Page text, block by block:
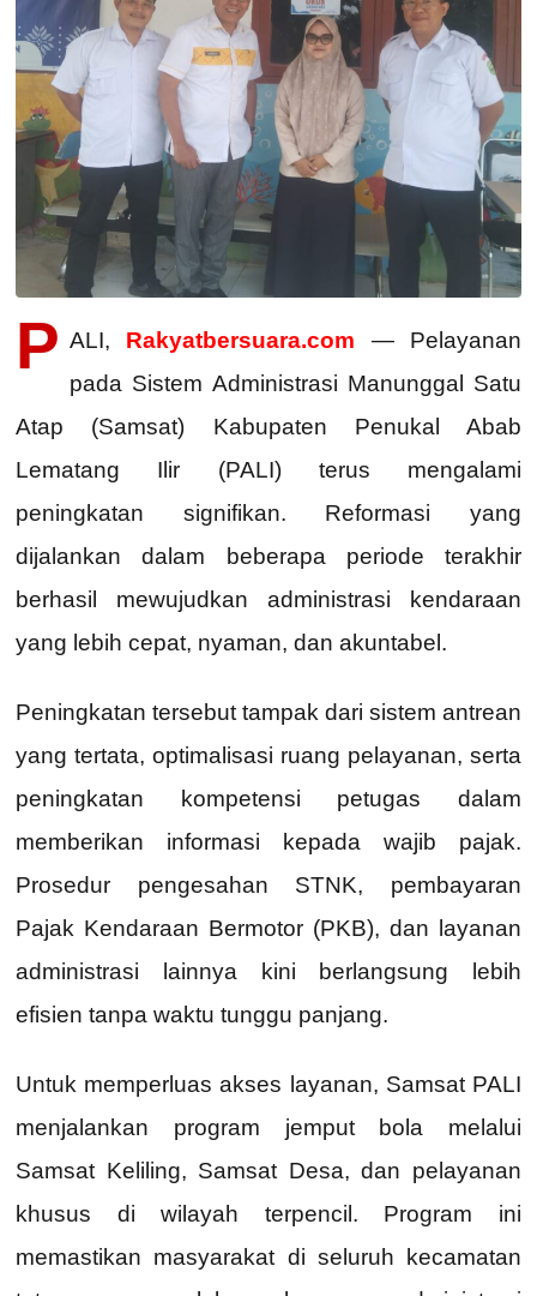
P ALI, Rakyatbersuara.com — Pelayanan
pada Sistem Administrasi Manunggal Satu
Atap (Samsat) Kabupaten Penukal Abab
Lematang Ilir (PALI) terus mengalami
peningkatan signifikan. Reformasi yang
dijalankan dalam beberapa periode terakhir
berhasil mewujudkan administrasi kendaraan
yang lebih cepat, nyaman, dan akuntabel.
Peningkatan tersebut tampak dari sistem antrean
yang tertata, optimalisasi ruang pelayanan, serta
peningkatan kompetensi petugas dalam
memberikan informasi kepada wajib pajak.
Prosedur pengesahan STNK, pembayaran
Pajak Kendaraan Bermotor (PKB), dan layanan
administrasi lainnya kini berlangsung lebih
efisien tanpa waktu tunggu panjang.
Untuk memperluas akses layanan, Samsat PALI
menjalankan program jemput bola melalui
Samsat Keliling, Samsat Desa, dan pelayanan
khusus di wilayah terpencil. Program ini
memastikan masyarakat di seluruh kecamatan